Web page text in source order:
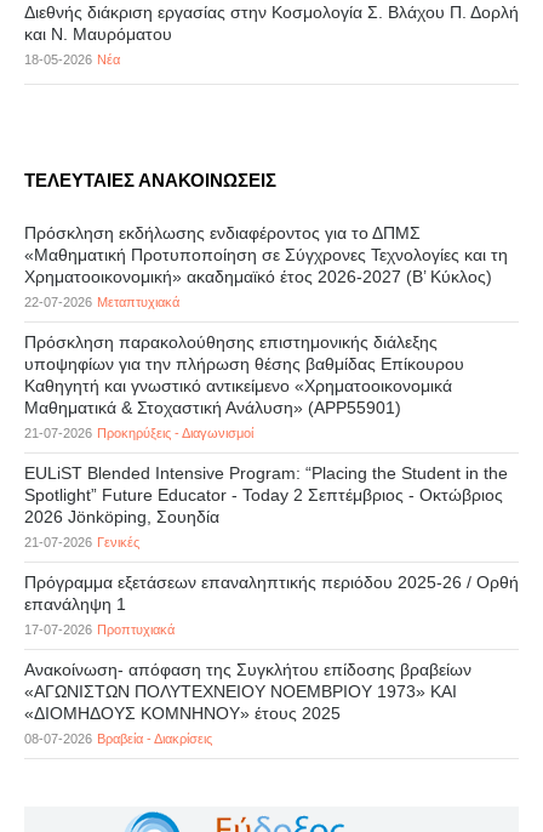
Διεθνής διάκριση εργασίας στην Κοσμολογία Σ. Βλάχου Π. Δορλή
και Ν. Μαυρόματου
18-05-2026 Νέα
ΤΕΛΕΥΤΑΙΕΣ ΑΝΑΚΟΙΝΩΣΕΙΣ
Πρόσκληση εκδήλωσης ενδιαφέροντος για το ΔΠΜΣ
«Μαθηματική Προτυποποίηση σε Σύγχρονες Τεχνολογίες και τη
Χρηματοοικονομική» ακαδημαϊκό έτος 2026-2027 (B’ Kύκλος)
22-07-2026 Μεταπτυχιακά
Πρόσκληση παρακολούθησης επιστημονικής διάλεξης
υποψηφίων για την πλήρωση θέσης βαθμίδας Επίκουρου
Καθηγητή και γνωστικό αντικείμενο «Χρηματοοικονομικά
Μαθηματικά & Στοχαστική Ανάλυση» (APP55901)
21-07-2026 Προκηρύξεις - Διαγωνισμοί
EULiST Blended Intensive Program: “Placing the Student in the
Spotlight” Future Educator - Today 2 Σεπτέμβριος - Οκτώβριος
2026 Jönköping, Σουηδία
21-07-2026 Γενικές
Πρόγραμμα εξετάσεων επαναληπτικής περιόδου 2025-26 / Ορθή
επανάληψη 1
17-07-2026 Προπτυχιακά
Ανακοίνωση- απόφαση της Συγκλήτου επίδοσης βραβείων
«ΑΓΩΝΙΣΤΩΝ ΠΟΛΥΤΕΧΝΕΙΟΥ ΝΟΕΜΒΡΙΟΥ 1973» ΚΑΙ
«ΔΙΟΜΗΔΟΥΣ ΚΟΜΝΗΝΟΥ» έτους 2025
08-07-2026 Βραβεία - Διακρίσεις